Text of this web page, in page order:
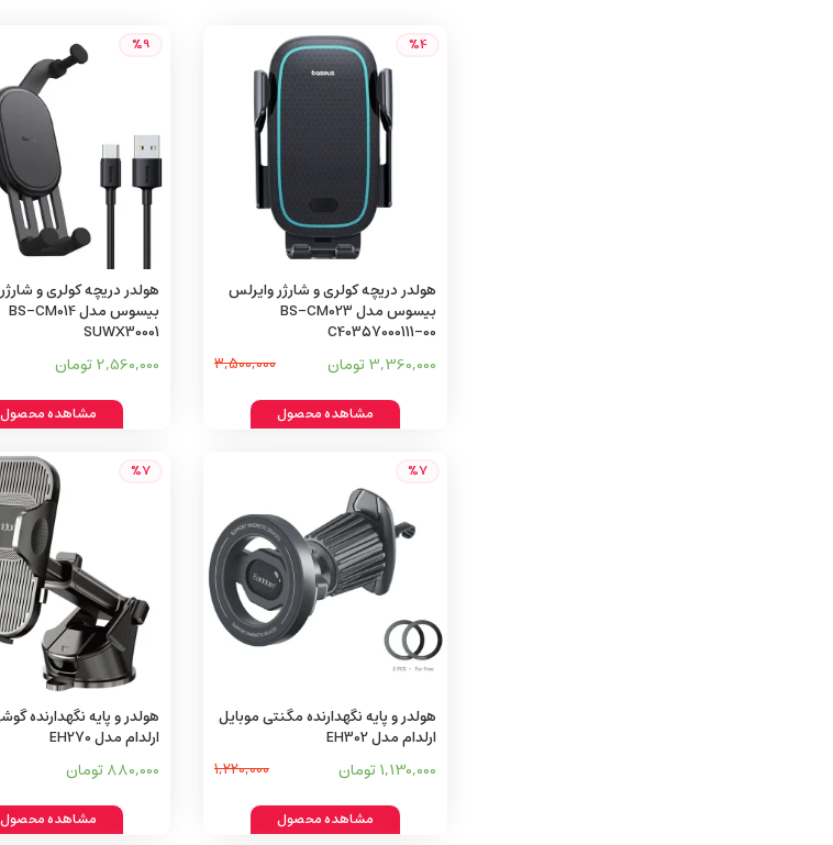
%4
هولدر دریچه کولری و شارژر وایرلس
بیسوس مدل BS-CM023
C40357000111-00
3,360,000 تومان 3,500,000
مشاهده محصول
%9
هولدر دریچه کولری و
بیسوس مدل BS-CM014
SUWX30001
2,560,000 تومان
مشاهده محصول
%7
هولدر و پایه نگهدارنده مگنتی موبایل
ارلدام مدل EH302
1,130,000 تومان 1,220,000
مشاهده محصول
%7
هولدر و پایه نگهدارنده
ارلدام مدل EH270
880,000 تومان
مشاهده محصول